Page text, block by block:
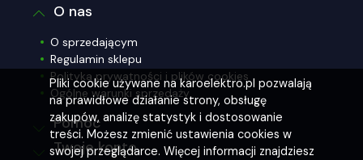
Pliki cookie używane na karoelektro.pl pozwalają
na prawidłowe działanie strony, obsługę
zakupów, analizę statystyk i dostosowanie
treści. Możesz zmienić ustawienia cookies w
swojej przeglądarce. Więcej informacji znajdziesz
O nas
O sprzedającym
Regulamin sklepu
Polityka prywatności i plików cookies
Ogólne warunki sprzedaży
Pomoc
Twoje konto